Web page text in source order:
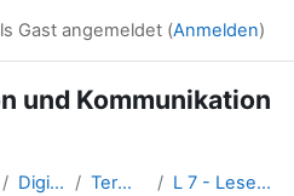
Gast angemeldet (Anmelden)
und Kommunikation
DigiInfo_2017ss Termin 4: 5.5.2017 L 7 - Leseauftrag zum 5.5.2016